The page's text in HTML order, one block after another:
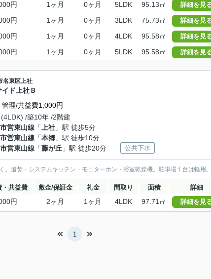
円 1ヶ月 0ヶ月 5LDK 95.13㎡ 詳細を見
円 1ヶ月 0ヶ月 3LDK 75.73㎡ 詳細を見
円 1ヶ月 0ヶ月 4LDK 95.58㎡ 詳細を見
円 1ヶ月 0ヶ月 5LDK 95.58㎡ 詳細を見
名東区上社
ド上社Ｂ
管理/共益費1,000円
/築10年 /2階建
営東山線 「 上社 」駅 徒歩5分
営東山線 「本郷 」駅 徒歩10分
営東山線 「藤が丘 」駅 徒歩20分 公共下水
。追焚・システムキッチン・モニターホン・浴室乾燥機。駐車場１台は軽用
・共益費 敷金/保証金 礼金 間取り 面積 詳細
円 2ヶ月 1ヶ月 4LDK 97.71㎡ 詳細を見
1